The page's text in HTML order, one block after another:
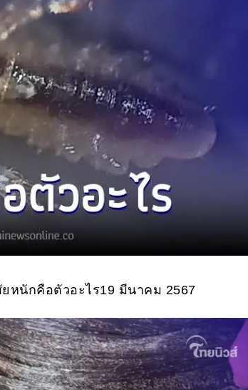
หนักคือตัวอะไร19 มีนาคม 2567